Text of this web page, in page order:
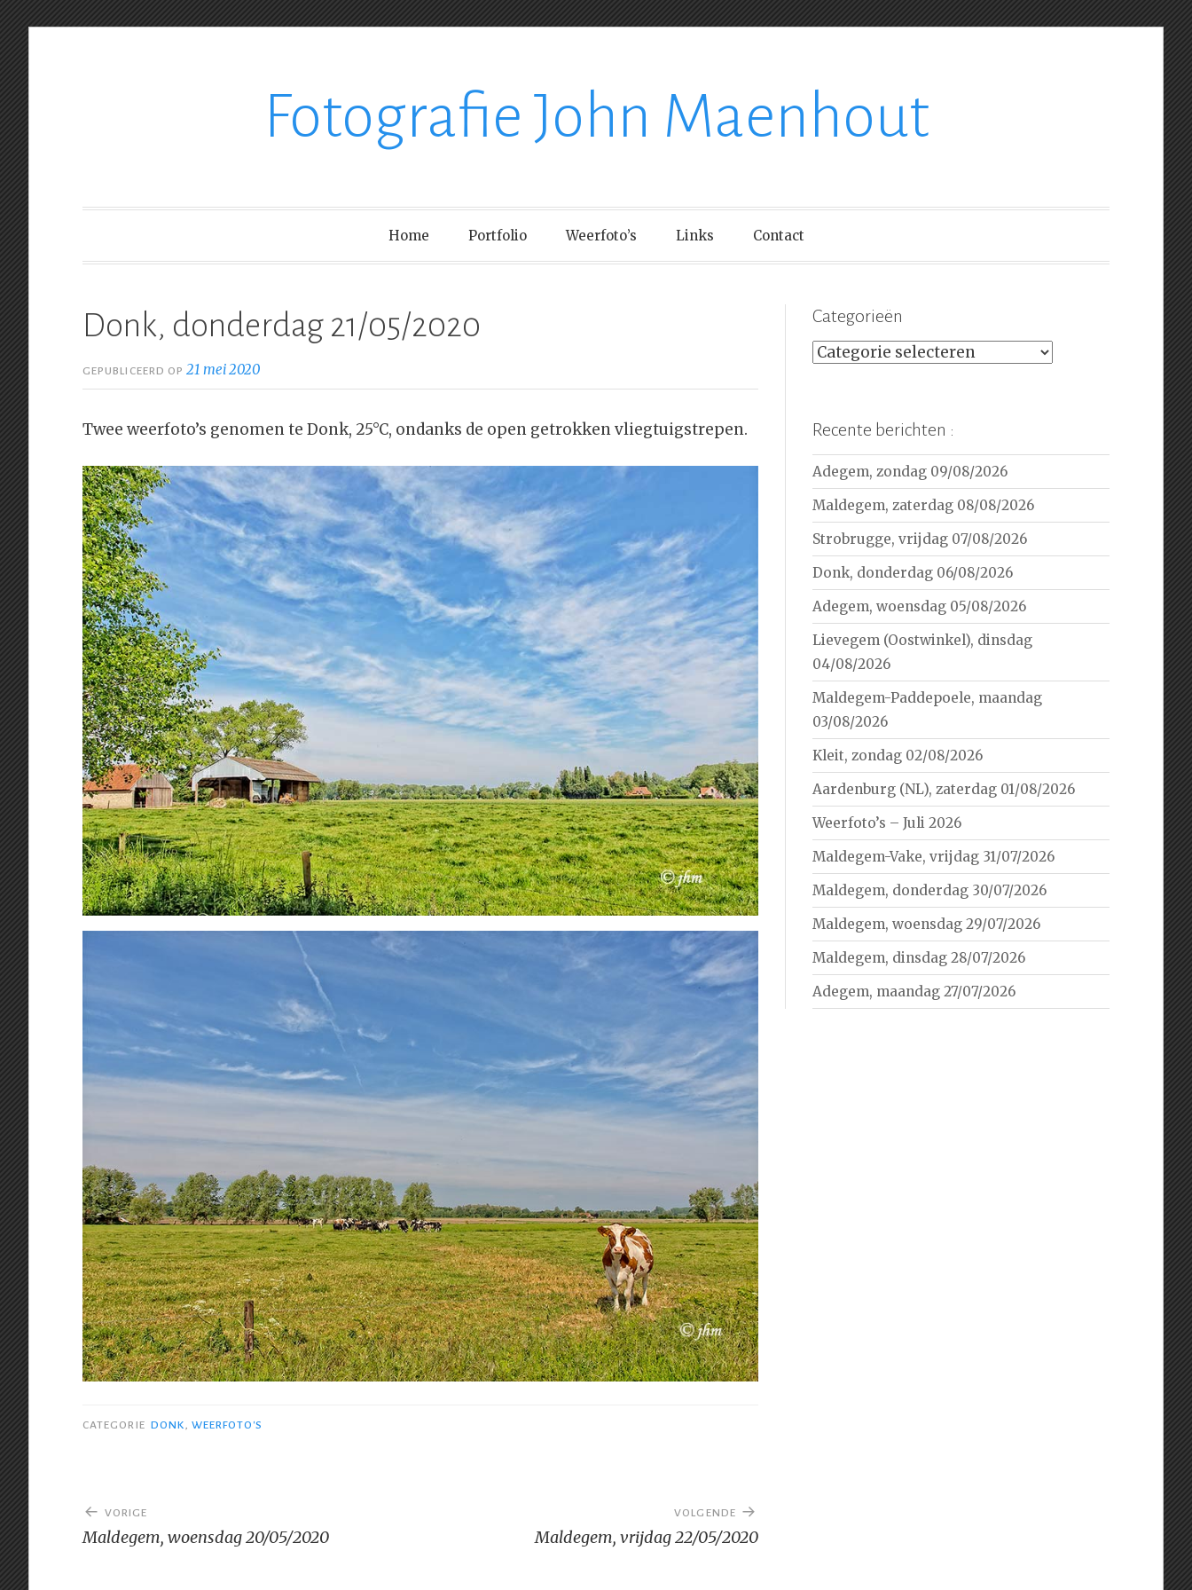
Fotografie John Maenhout
Home Portfolio Weerfoto’s Links Contact
Donk, donderdag 21/05/2020
GEPUBLICEERD OP21 mei 2020
Twee weerfoto’s genomen te Donk, 25°C, ondanks de open getrokken vliegtuigstrepen.
CATEGORIE DONK, WEERFOTO'S
Bericht
navigatie
VORIGE
Maldegem, woensdag 20/05/2020
VOLGENDE
Maldegem, vrijdag 22/05/2020
Categorieën
Categorieën
Recente berichten :
Adegem, zondag 09/08/2026
Maldegem, zaterdag 08/08/2026
Strobrugge, vrijdag 07/08/2026
Donk, donderdag 06/08/2026
Adegem, woensdag 05/08/2026
Lievegem (Oostwinkel), dinsdag
04/08/2026
Maldegem-Paddepoele, maandag
03/08/2026
Kleit, zondag 02/08/2026
Aardenburg (NL), zaterdag 01/08/2026
Weerfoto’s – Juli 2026
Maldegem-Vake, vrijdag 31/07/2026
Maldegem, donderdag 30/07/2026
Maldegem, woensdag 29/07/2026
Maldegem, dinsdag 28/07/2026
Adegem, maandag 27/07/2026